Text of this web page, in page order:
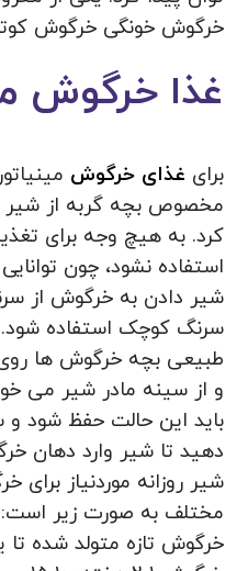
خرگوش خونگی خرگوش
غذا خرگوش
برای غذای خرگوش
مخصوص بچه گربه از شیر
کرد. به هیچ وجه برای
استفاده نشود، چون
شیر دادن به خرگوش از
سرنگ کوچک استفاده
طبیعی بچه خرگوش ها
و از سینه مادر شیر می
باید این حالت حفظ شود و
دهید تا شیر وارد دهان
شیر روزانه موردنیاز برای
مختلف به صورت زیر است:
خرگوش تازه متولد شده تا یک